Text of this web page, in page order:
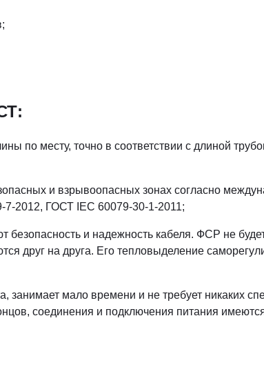
по месту, точно в соответствии с длиной
и взрывоопасных зонах согласно
2012, ГОСТ IEC 60079-30-1-2011;
и надежность кабеля. ФСР не
друг на друга. Его тепловыделение
занимает мало времени и не требует никаких
соединения и подключения питания